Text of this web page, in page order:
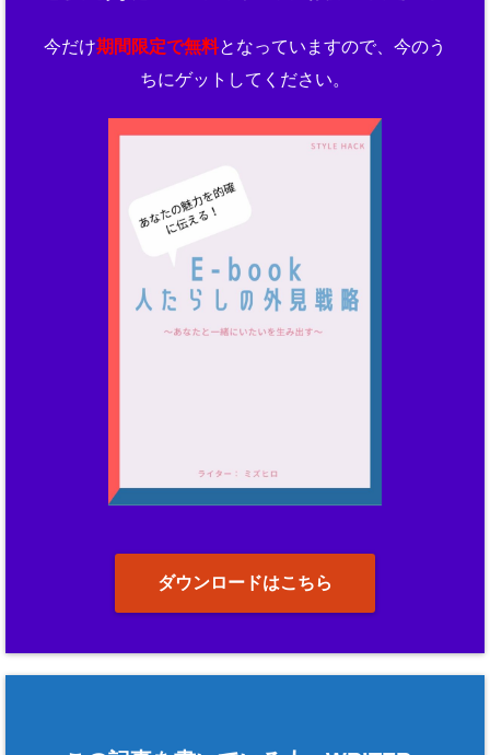
今だけ期間限定で無料となっていますので、今のう
ちにゲットしてください。
ダウンロードはこちら